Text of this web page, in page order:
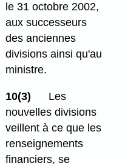
le 31 octobre 2002,
aux successeurs
des anciennes
divisions ainsi qu'au
ministre.
10(3)
Les
nouvelles divisions
veillent à ce que les
renseignements
financiers, se